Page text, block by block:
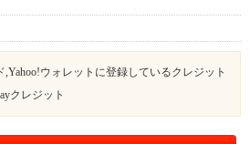
ウォレットに登録しているクレジット
クレジット